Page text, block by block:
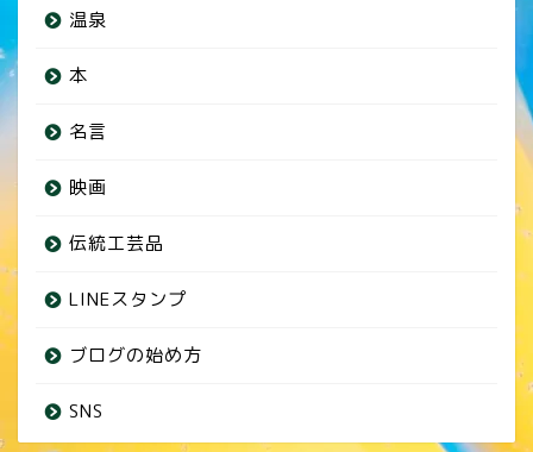
温泉
本
名言
映画
伝統工芸品
LINEスタンプ
ブログの始め方
SNS